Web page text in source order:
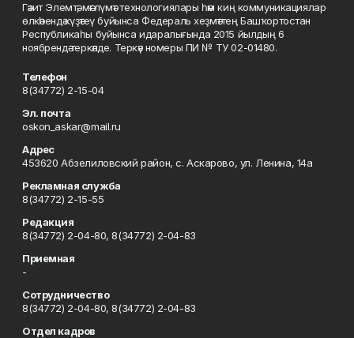
Гәзит Элемтә, мәғлүмәт технологиялары һәм киң коммуникациялар
өлкәһендә күҙәтеү буйынса Федераль хеҙмәттең Башҡортостан
Республикаһы буйынса идаралығында 2015 йылдың 6
ноябрендә теркәлде. Теркәү номеры ПИ № ТУ 02-01480.
Телефон
8(34772) 2-15-04
Эл. почта
oskon_askar@mail.ru
Адрес
453620 Абзелиловский район, с. Аскарово, ул. Ленина, 14а
Рекламная служба
8(34772) 2-15-55
Редакция
8(34772) 2-04-80, 8(34772) 2-04-83
Приемная
-
Сотрудничество
8(34772) 2-04-80, 8(34772) 2-04-83
Отдел кадров